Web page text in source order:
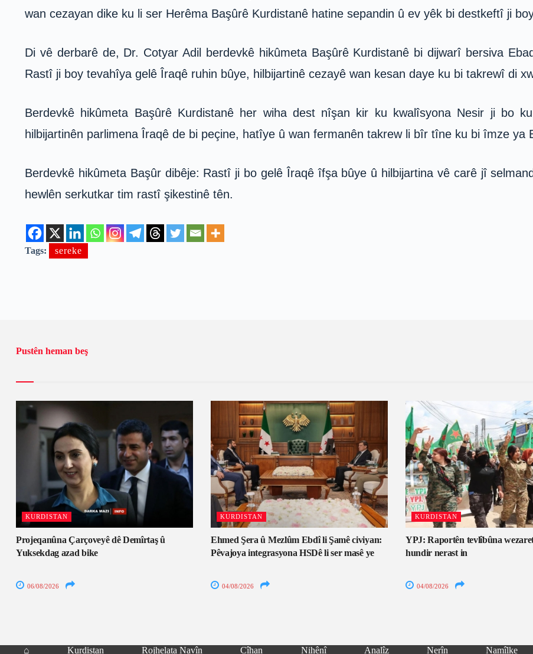
wan cezayan dike ku li ser Herêma Başûrê Kurdistanê hatine sepandin û ev yêk bi destkeftî ji
Di vê derbarê de, Dr. Cotyar Adil berdevkê hikûmeta Başûrê Kurdistanê bi dijwarî bersiva
Rastî ji boy tevahîya gelê Îraqê ruhin bûye, hilbijartinê cezayê wan kesan daye ku bi takrewî di
Berdevkê hikûmeta Başûrê Kurdistanê her wiha dest nîşan kir ku kwalîsyona Nesir ji bo
hilbijartinên parlimena Îraqê de bi peçine, hatîye û wan fermanên takrew li bîr tîne ku bi îmze ya
Berdevkê hikûmeta Başûr dibêje: Rastî ji bo gelê Îraqê îfşa bûye û hilbijartina vê carê jî
hewlên serkutkar tim rastî şikestinê tên.
Tags: sereke
Pustên heman beş
KURDISTAN
Projeqanûna Çarçoveyê dê Demîrtaş û
Yuksekdag azad bike
06/08/2026
KURDISTAN
Ehmed Şera û Mezlûm Ebdî li Şamê civiyan:
Pêvajoya integrasyona HSDê li ser masê ye
04/08/2026
KURDISTAN
YPJ: Raportên tevlîbûna
hundir nerast in
04/08/2026
⌂ Kurdistan Rojhelata Navîn Cîhan Nihênî Analîz Nerîn Namîlke